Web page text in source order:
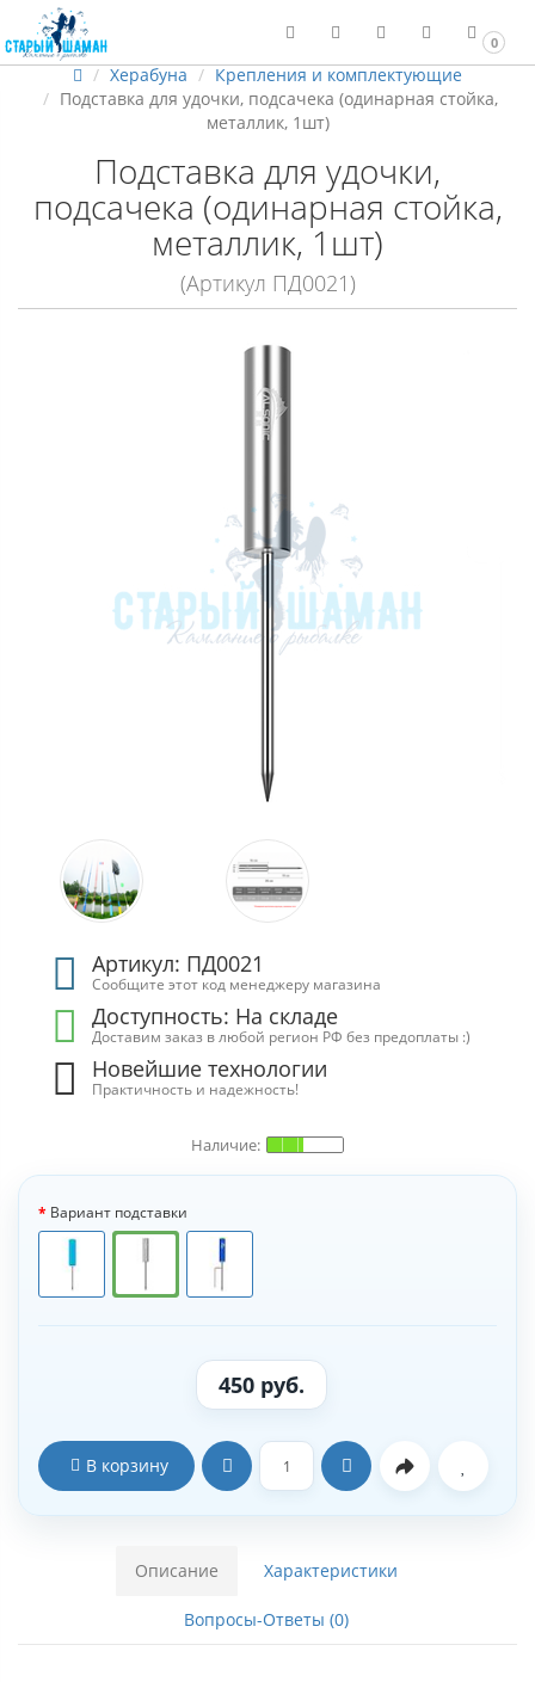
0
Херабуна
Крепления и комплектующие
Подставка для удочки, подсачека (одинарная стойка,
металлик, 1шт)
Подставка для удочки,
подсачека (одинарная стойка,
металлик, 1шт)
(Артикул ПД0021)
Артикул: ПД0021
Сообщите этот код менеджеру магазина
Доступность: На складе
Доставим заказ в любой регион РФ без предоплаты :)
Новейшие технологии
Практичность и надежность!
Вариант подставки
450 руб.
В корзину
Описание Характеристики
Вопросы-Ответы (0)